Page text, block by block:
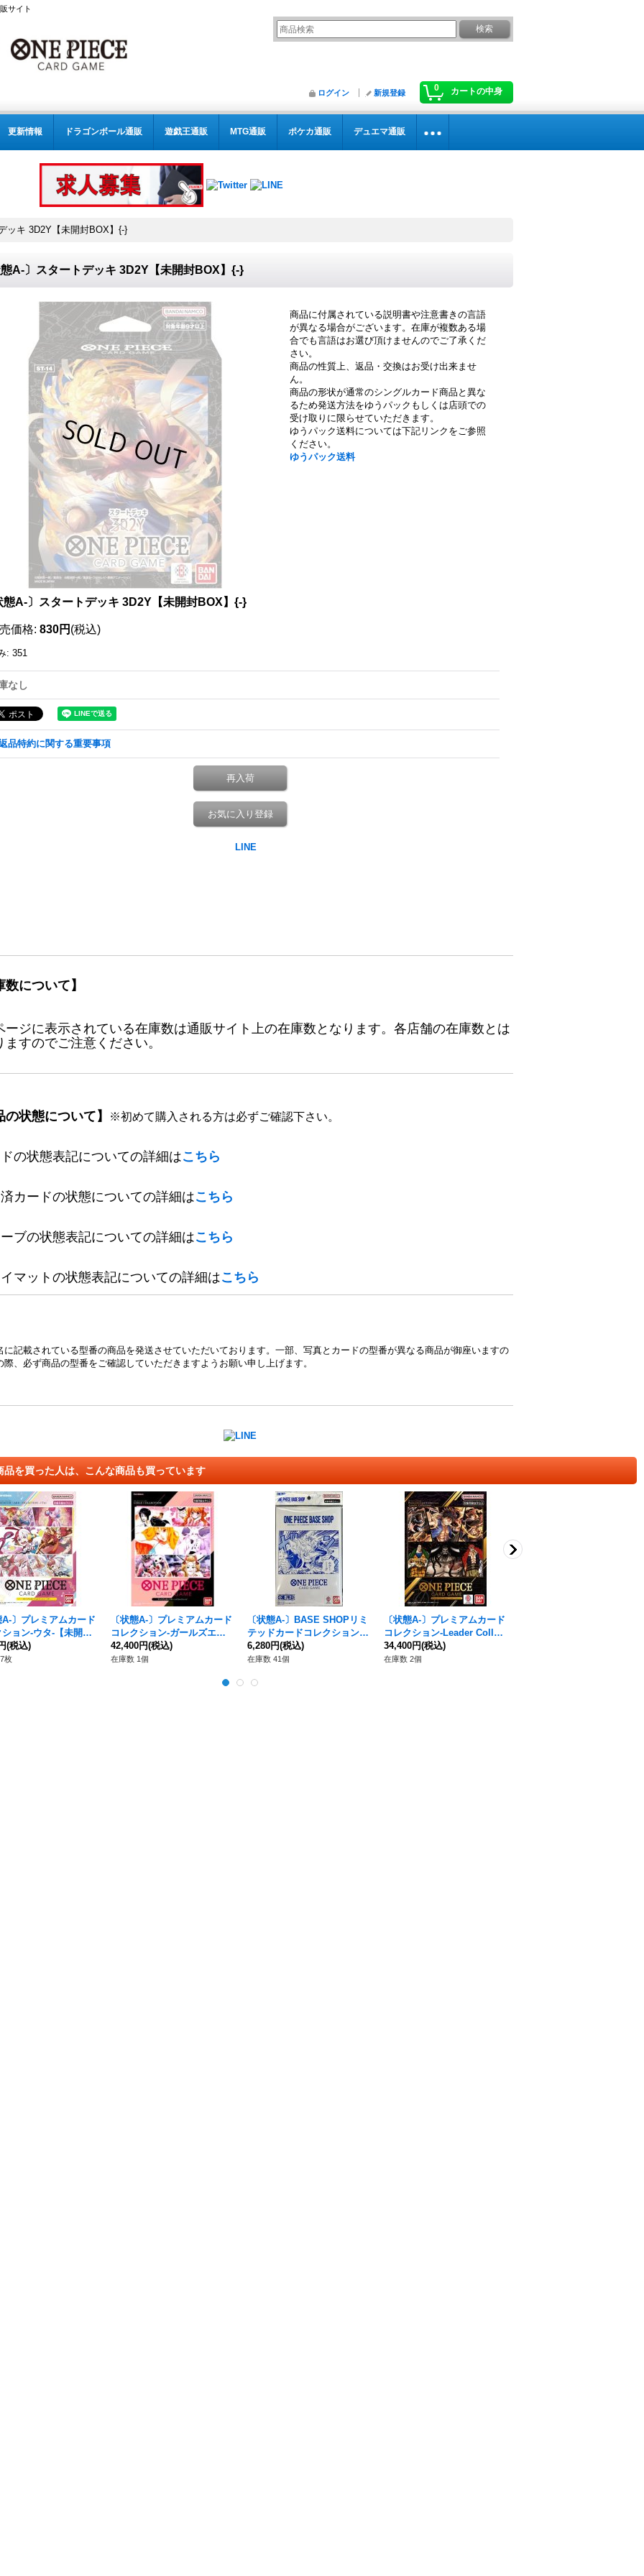
サイト
0 カートの中身
ログイン 新規登録
更新情報 ドラゴンボール通販 遊戯王通販 MTG通販 ポケカ通販 デュエマ通販
ッキ 3D2Y【未開封BOX】{-}
A-〕スタートデッキ 3D2Y【未開封BOX】{-}
商品に付属されている説明書や注意書きの言語
が異なる場合がございます。在庫が複数ある場
合でも言語はお選び頂けませんのでご了承くだ
さい。
商品の性質上、返品・交換はお受け出来ませ
ん。
商品の形状が通常のシングルカード商品と異な
るため発送方法をゆうパックもしくは店頭での
受け取りに限らせていただきます。
ゆうパック送料については下記リンクをご参照
ください。
ゆうパック送料
態A-〕スタートデッキ 3D2Y【未開封BOX】{-}
価格: 830円 (税込)
: 351
なし
品特約に関する重要事項
再入荷
お気に入り登録
数について】
ージに表示されている在庫数は通販サイト上の在庫数となります。各店舗の在庫数とは
ますのでご注意ください。
の状態について】 ※初めて購入される方は必ずご確認下さい。
の状態表記についての詳細はこちら
カードの状態についての詳細はこちら
ブの状態表記についての詳細はこちら
マットの状態表記についての詳細はこちら
記載されている型番の商品を発送させていただいております。一部、写真とカードの型番が異なる商品が御座いますの
際、必ず商品の型番をご確認していただきますようお願い申し上げます。
品を買った人は、こんな商品も買っています
〕プレミアムカード
ョン-ウタ-【未開封
{-}
(税込)
枚
〔状態A-〕プレミアムカード
コレクション-ガールズエデ
ィション-【未開封BOX】{-}
42,400円(税込)
在庫数 1個
〔状態A-〕BASE SHOPリミ
テッドカードコレクションv
ol.1【未開封BOX】{-}
6,280円(税込)
在庫数 41個
〔状態A-〕プレミアムカード
コレクション-Leader Collec
tion-【未開封BOX】{-}
34,400円(税込)
在庫数 2個